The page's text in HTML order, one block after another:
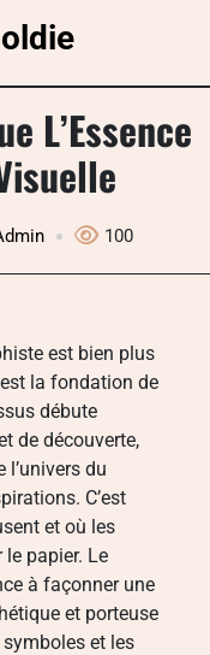
L’Essence
100
est bien plus
la fondation de
débute
de découverte,
l’univers du
C’est
et où les
papier. Le
à façonner une
et porteuse
et les